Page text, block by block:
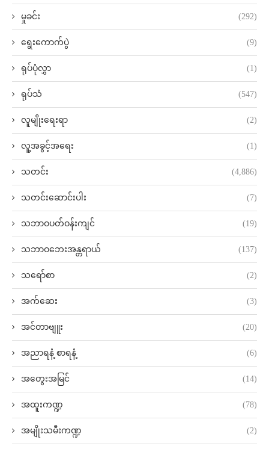
မှုခင်း (292)
ရွေးကောက်ပွဲ (9)
ရုပ်ပုံလွှာ (1)
ရုပ်သံ (547)
လူမျိုးရေးရာ (2)
လူ့အခွင့်အရေး (1)
သတင်း (4,886)
သတင်းဆောင်းပါး (7)
သဘာဝပတ်ဝန်းကျင် (19)
သဘာဝဘေးအန္တရာယ် (137)
သရော်စာ (2)
အက်ဆေး (3)
အင်တာဗျူး (20)
အညာရနံ့ စာရနံ့ (6)
အတွေးအမြင် (14)
အထူးကဏ္ဍ (78)
အမျိုးသမီးကဏ္ဍ (2)